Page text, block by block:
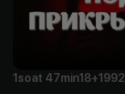
1soat 47min18+1992